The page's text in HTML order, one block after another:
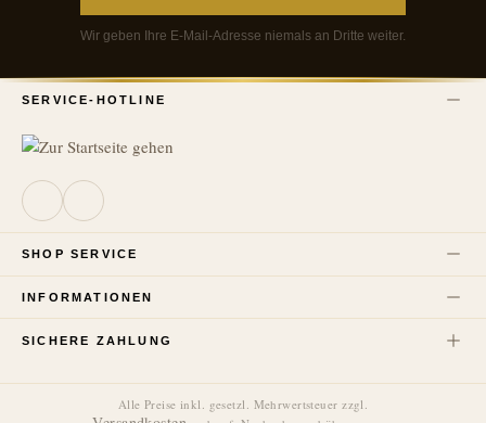
Wir geben Ihre E-Mail-Adresse niemals an Dritte weiter.
SERVICE-HOTLINE
SHOP SERVICE
INFORMATIONEN
SICHERE ZAHLUNG
Alle Preise inkl. gesetzl. Mehrwertsteuer zzgl.